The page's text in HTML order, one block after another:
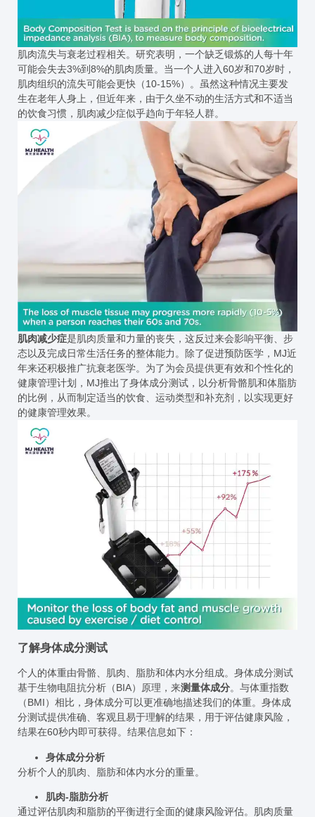
肌肉流失与衰老过程相关。研究表明，一个缺乏锻炼的人每十年
可能会失去3%到8%的肌肉质量。当一个人进入60岁和70岁时，
肌肉组织的流失可能会更快（10-15%）。虽然这种情况主要发
生在老年人身上，但近年来，由于久坐不动的生活方式和不适当
的饮食习惯，肌肉减少症似乎趋向于年轻人群。
肌肉减少症是肌肉质量和力量的丧失，这反过来会影响平衡、步
态以及完成日常生活任务的整体能力。除了促进预防医学，MJ近
年来还积极推广抗衰老医学。为了为会员提供更有效和个性化的
健康管理计划，MJ推出了身体成分测试，以分析骨骼肌和体脂肪
的比例，从而制定适当的饮食、运动类型和补充剂，以实现更好
的健康管理效果。
了解身体成分测试
个人的体重由骨骼、肌肉、脂肪和体内水分组成。身体成分测试
基于生物电阻抗分析（BIA）原理，来测量体成分。与体重指数
（BMI）相比，身体成分可以更准确地描述我们的体重。身体成
分测试提供准确、客观且易于理解的结果，用于评估健康风险，
结果在60秒内即可获得。结果信息如下：
身体成分分析
分析个人的肌肉、脂肪和体内水分的重量。
肌肉-脂肪分析
通过评估肌肉和脂肪的平衡进行全面的健康风险评估。肌肉质量